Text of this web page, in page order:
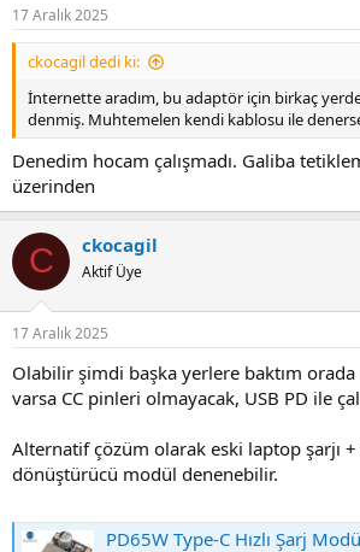
17 Aralık 2025
ckocagil dedi ki:
İnternette aradım, bu adaptör için birkaç
denmiş. Muhtemelen kendi kablosu ile
Denedim hocam çalışmadı. Galiba
üzerinden
C ckocagil
Aktif Üye
17 Aralık 2025
Olabilir şimdi başka yerlere baktım orada
varsa CC pinleri olmayacak, USB PD ile
Alternatif çözüm olarak eski laptop şarjı +
dönüştürücü modül denenebilir.
PD65W Type-C Hızlı Şarj